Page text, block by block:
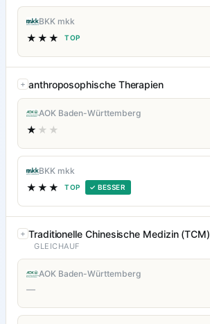
BKK mkk
★★★ TOP
anthroposophische Therapien
AOK Baden-Württemberg
★ ★★
BKK mkk
★★★ TOP ✓ BESSER
Traditionelle Chinesische Medizin (TCM)
GLEICHAUF
AOK Baden-Württemberg
—